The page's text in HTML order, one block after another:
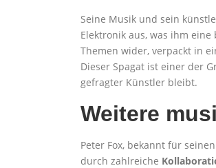
Seine Musik und sein
Elektronik aus, was ihm
Themen wider, verpackt in
Dieser Spagat ist einer der
gefragter Künstler bleibt.
Weitere
Peter Fox, bekannt für seinen
durch zahlreiche